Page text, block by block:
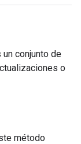
conjunto de
o
método